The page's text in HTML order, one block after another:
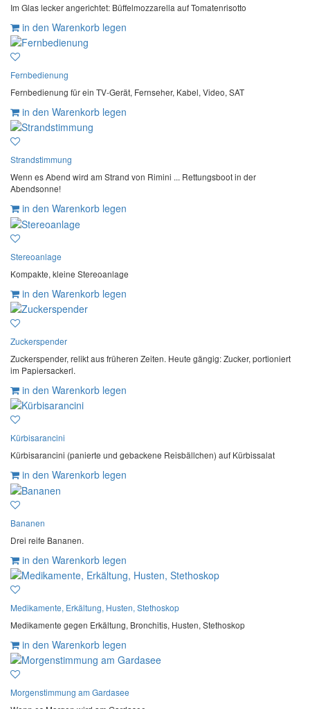
Im Glas lecker angerichtet: Büffelmozzarella auf Tomatenrisotto
in den Warenkorb legen
Fernbedienung
Fernbedienung für ein TV-Gerät, Fernseher, Kabel, Video, SAT
in den Warenkorb legen
Strandstimmung
Wenn es Abend wird am Strand von Rimini ... Rettungsboot in der
Abendsonne!
in den Warenkorb legen
Stereoanlage
Kompakte, kleine Stereoanlage
in den Warenkorb legen
Zuckerspender
Zuckerspender, relikt aus früheren Zeiten. Heute gängig: Zucker, portioniert
im Papiersackerl.
in den Warenkorb legen
Kürbisarancini
Kürbisarancini (panierte und gebackene Reisbällchen) auf Kürbissalat
in den Warenkorb legen
Bananen
Drei reife Bananen.
in den Warenkorb legen
Medikamente, Erkältung, Husten, Stethoskop
Medikamente gegen Erkältung, Bronchitis, Husten, Stethoskop
in den Warenkorb legen
Morgenstimmung am Gardasee